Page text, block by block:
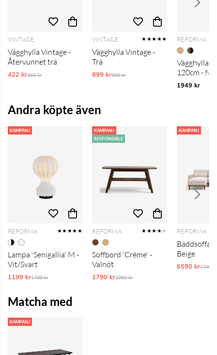
VINTAGE
Vägghylla Vintage -
Återvunnet trä
422 krOrdinarie pris:
469 kr
VINTAGE ★★★★★
Vägghylla Vintage -
Trä
899 krOrdinarie pris:
999 kr
REFORMA
Vägghylla
120cm -
1949 kr
Andra köpte även
KAMPANJ
REFORMA ★★★★★
Lampa 'Senigallia' M -
Vit/Svart
1199 krOrdinarie pris:
1799 kr
KAMPANJ
RESPONSIBLE
REFORMA ★★★★★
Soffbord 'Créme' -
Valnöt
1790 krOrdinarie pris:
1990 kr
KAMPANJ
REFORMA
Bäddsoffa
Beige
6590 kr7790 kr
Matcha med
KAMPANJ